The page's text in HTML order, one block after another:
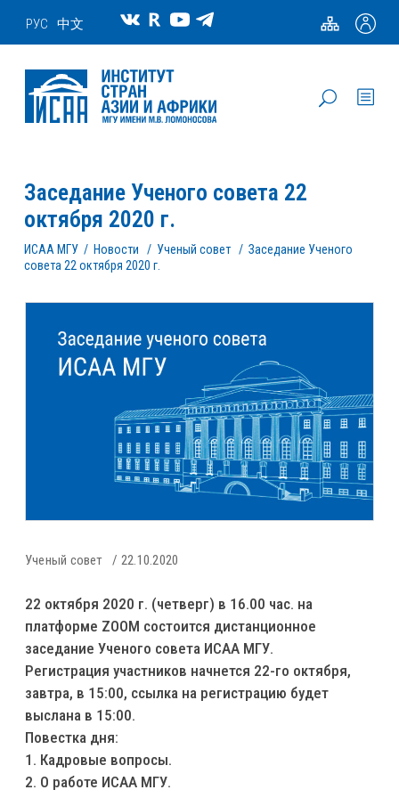
РУС 中文
Заседание Ученого совета 22
октября 2020 г.
ИСАА МГУ / Новости / Ученый совет / Заседание Ученого
совета 22 октября 2020 г.
Ученый совет 22.10.2020
22 октября 2020 г. (четверг) в 16.00 час. на
платформе ZOOM состоится дистанционное
заседание Ученого совета ИСАА МГУ.
Регистрация участников начнется 22-го октября,
завтра, в 15:00, ссылка на регистрацию будет
выслана в 15:00.
Повестка дня:
1. Кадровые вопросы.
2. О работе ИСАА МГУ.